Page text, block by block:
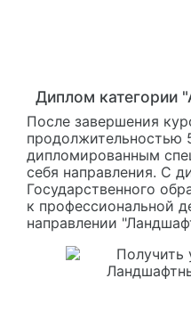
Диплом категории
После завершения
продолжительностью
дипломированным
себя направления. С
Государственного
к профессиональной
направлении